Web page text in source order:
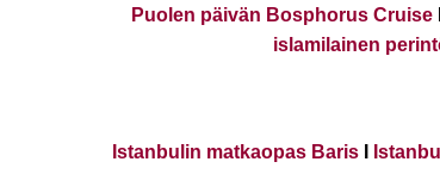
Puolen päivän Bosphorus CruiseI
islamilainen
Istanbulin matkaopas BarisI